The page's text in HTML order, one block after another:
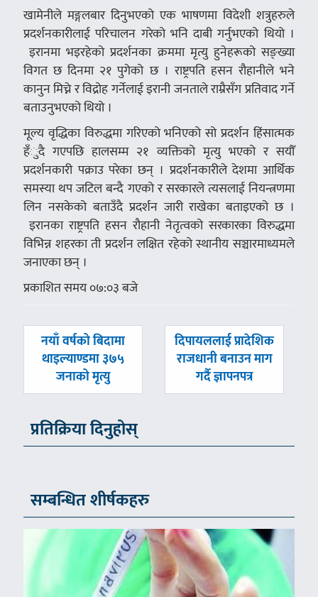
खामेनीले मङ्गलबार दिनुभएको एक भाषणमा विदेशी शत्रुहरुले
प्रदर्शनकारीलाई परिचालन गरेको भनि दाबी गर्नुभएको थियो ।
इरानमा भइरहेको प्रदर्शनका क्रममा मृत्यु हुनेहरूको सङ्ख्या
विगत छ दिनमा २१ पुगेको छ । राष्ट्रपति हसन रौहानीले भने
कानुन मिच्ने र विद्रोह गर्नेलाई इरानी जनताले राम्रैसँग प्रतिवाद गर्ने
बताउनुभएको थियो ।
मूल्य वृद्धिका विरुद्धमा गरिएको भनिएको सो प्रदर्शन हिंसात्मक
हँुदै गएपछि हालसम्म २१ व्यक्तिको मृत्यु भएको र सयौँ
प्रदर्शनकारी पक्राउ परेका छन् । प्रदर्शनकारीले देशमा आर्थिक
समस्या थप जटिल बन्दै गएको र सरकारले त्यसलाई नियन्त्रणमा
लिन नसकेको बताउँदै प्रदर्शन जारी राखेका बताइएको छ ।
इरानका राष्ट्रपति हसन रौहानी नेतृत्वको सरकारका विरुद्धमा
विभिन्न शहरका ती प्रदर्शन लक्षित रहेको स्थानीय सञ्चारमाध्यमले
जनाएका छन् ।
प्रकाशित समय ०७:०३ बजे
पछिल्लाे
-
नयाँ वर्षको बिदामा
थाइल्याण्डमा ३७५
जनाको मृत्यु
अघिल्लाे
-
दिपायललाई प्रादेशिक
राजधानी बनाउन माग
गर्दै ज्ञापनपत्र
प्रतिक्रिया दिनुहोस्
सम्बन्धित शीर्षकहरु